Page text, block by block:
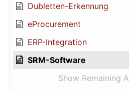
Dubletten-Erkennung
eProcurement
ERP-Integration
SRM-Software
Show Remaining